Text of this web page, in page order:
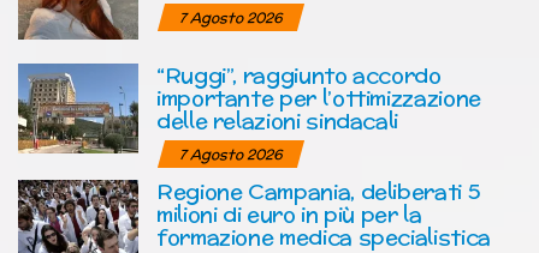
7 Agosto 2026
“Ruggi”, raggiunto accordo
importante per l’ottimizzazione
delle relazioni sindacali
7 Agosto 2026
Regione Campania, deliberati 5
milioni di euro in più per la
formazione medica specialistica